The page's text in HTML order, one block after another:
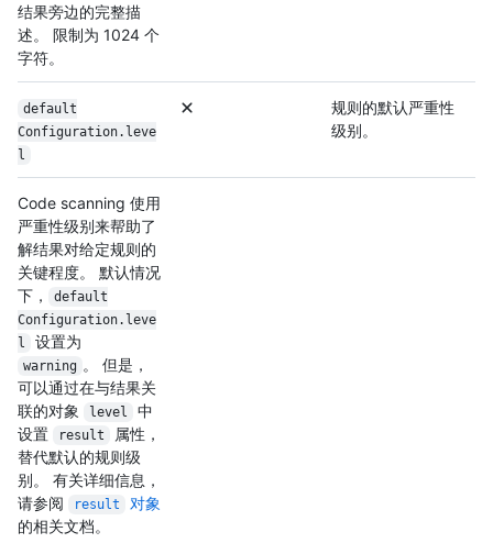
结果旁边的完整描
述。 限制为 1024 个
字符。
default
Configuration.leve
l
规则的默认严重性
级别。
Code scanning 使用
严重性级别来帮助了
解结果对给定规则的
关键程度。 默认情况
下，
default
Configuration.leve
l
设置为
warning 。 但是，
可以通过在与结果关
联的对象
level
中
设置
result
属性，
替代默认的规则级
别。 有关详细信息，
请参阅
result
对象
的相关文档。